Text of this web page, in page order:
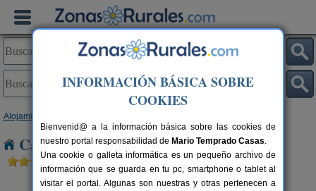
Alojamientos
Casas Rurales cerca de Casa Nueva
INFORMACIÓN BÁSICA SOBRE
COOKIES
Bienvenid@ a la información básica sobre las cookies de
nuestro portal responsabilidad de Mario Temprado Casas.
Una cookie o galleta informática es un pequeño archivo de
información que se guarda en tu pc, smartphone o tablet al
visitar el portal. Algunas son nuestras y otras pertenecen a